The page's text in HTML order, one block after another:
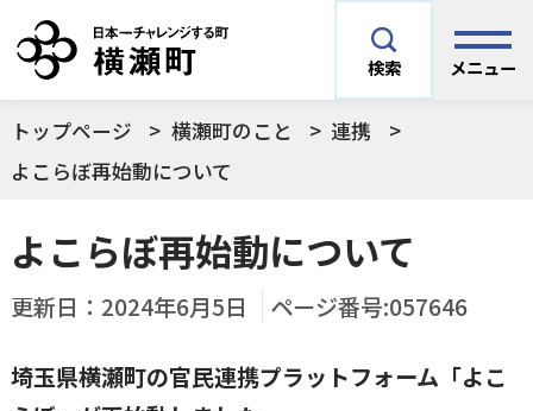
検索 メニュー
サイト内検索
メニューを閉じる
安全安心情報
できごとや場面から探す
結婚・妊娠／出産
手続きから探す
住民票 町税
よく利用されているコンテンツ
トップページ 横瀬町のこと
連携
よこらぼ再始動について
よこらぼ再始動について
更新日： 2024年6月5日 ページ番号:057646
埼玉県横瀬町の官民連携プラットフォーム「よこ